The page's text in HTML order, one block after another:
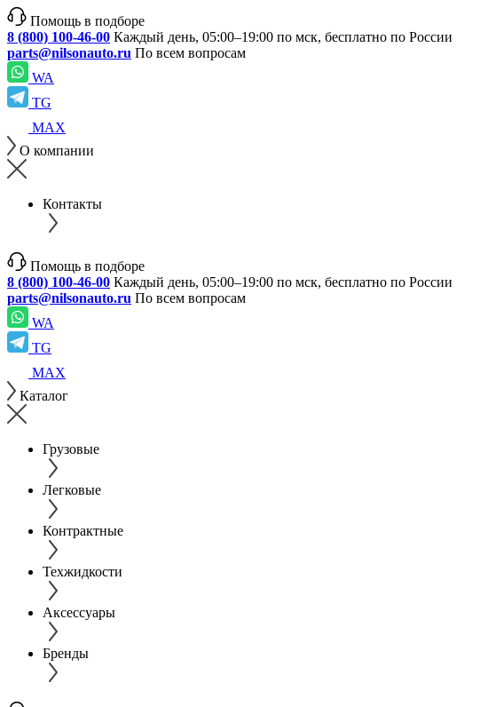
Помощь в подборе
8 (800) 100-46-00 Каждый день, 05:00–19:00 по мск, бесплатно по России
parts@nilsonauto.ru По всем вопросам
WA
TG
MAX
О компании
Контакты
Помощь в подборе
8 (800) 100-46-00 Каждый день, 05:00–19:00 по мск, бесплатно по России
parts@nilsonauto.ru По всем вопросам
WA
TG
MAX
Каталог
Грузовые
Легковые
Контрактные
Техжидкости
Аксессуары
Бренды